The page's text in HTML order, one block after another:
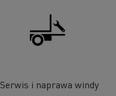
Serwis i naprawa windy